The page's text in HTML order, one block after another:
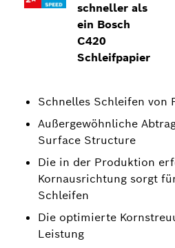
schneller als
ein Bosch
C420
Schleifpapier
Schnelles Schleifen von
Außergewöhnliche
Surface Structure
Die in der Produktion
Kornausrichtung sorgt
Schleifen
Die optimierte
Leistung